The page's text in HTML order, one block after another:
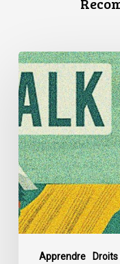
Apprendre Droits
Trois
témoignages
de
discrimination
en
matière
de
logement